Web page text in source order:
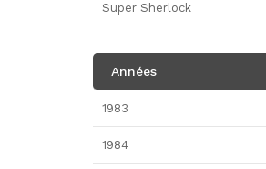
Super Sherlock
Années
1983
1984